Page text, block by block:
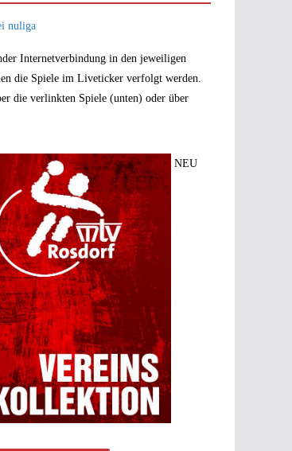
nuliga
Internetverbindung in den jeweiligen
die Spiele im Liveticker verfolgt werden.
die verlinkten Spiele (unten) oder über
NEU